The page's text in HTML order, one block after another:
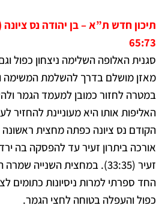
65:73
סגנית האלופה השלימה ניצחון כפול
מאזן מושלם בדרך להשלמת המשימה
במטרה לחזור כמובן למעמד הגמר
האליפות אותו היא מעוניינת
הקודם נס ציונה כפתה מחצית
אורכה ביתרון זעיר עד להפסקה בה
זעיר (33:35). במחצית השנייה
החד ספרתי למרות ניסיונות כתומים
כפול והעפלה בטוחה לחצי הגמר.